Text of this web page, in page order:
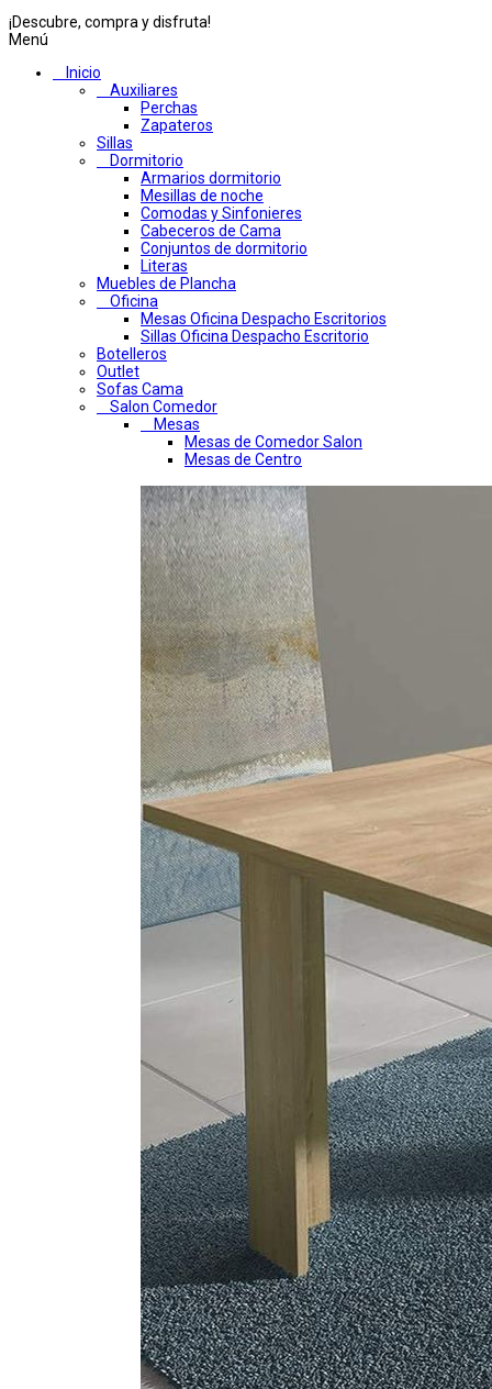
¡Descubre, compra y disfruta!
Menú
Inicio
Auxiliares
Perchas
Zapateros
Sillas
Dormitorio
Armarios dormitorio
Mesillas de noche
Comodas y Sinfonieres
Cabeceros de Cama
Conjuntos de dormitorio
Literas
Muebles de Plancha
Oficina
Mesas Oficina Despacho Escritorios
Sillas Oficina Despacho Escritorio
Botelleros
Outlet
Sofas Cama
Salon Comedor
Mesas
Mesas de Comedor Salon
Mesas de Centro